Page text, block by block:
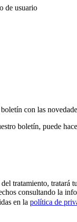
de usuario
con las
boletín, puede
tratamiento, tratará
consultando la
en la política de